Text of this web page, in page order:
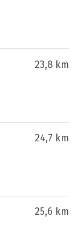
23,8 km
24,7 km
25,6 km